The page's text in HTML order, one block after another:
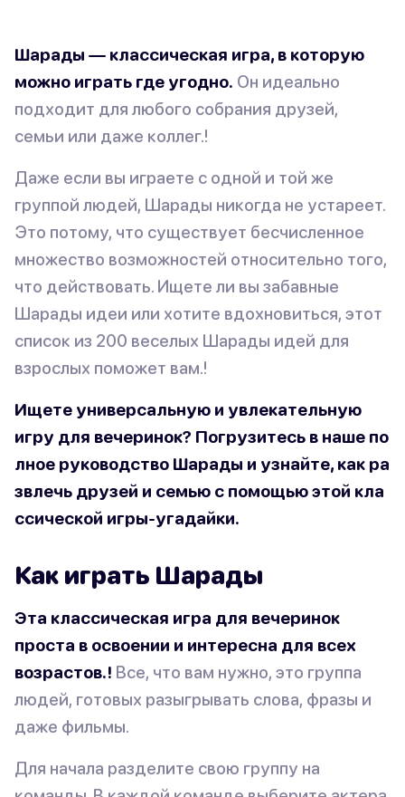
Шарады — классическая игра, в которую
можно играть где угодно. Он идеально
подходит для любого собрания друзей,
семьи или даже коллег.!
Даже если вы играете с одной и той же
группой людей, Шарады никогда не устареет.
Это потому, что существует бесчисленное
множество возможностей относительно того,
что действовать. Ищете ли вы забавные
Шарады идеи или хотите вдохновиться, этот
список из 200 веселых Шарады идей для
взрослых поможет вам.!
Ищете универсальную и увлекательную
игру для вечеринок? Погрузитесь в наше по
лное руководство Шарады и узнайте, как ра
звлечь друзей и семью с помощью этой кла
ссической игры-угадайки.
Как играть Шарады
Эта классическая игра для вечеринок
проста в освоении и интересна для всех
возрастов.! Все, что вам нужно, это группа
людей, готовых разыгрывать слова, фразы и
даже фильмы.
Для начала разделите свою группу на